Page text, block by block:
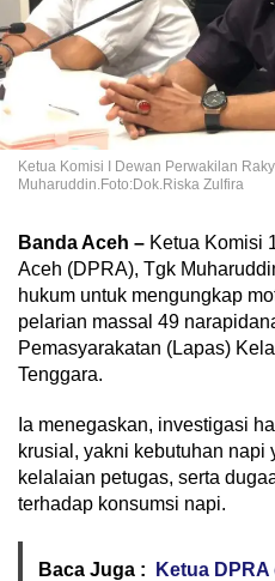
Ketua Komisi I Dewan Perwakilan
Muharuddin.Foto:Dok.Riska Zulfira
Banda Aceh – Ketua Komisi
Aceh (DPRA), Tgk
hukum untuk mengungkap
pelarian massal 49
Pemasyarakatan (Lapas)
Tenggara.
Ia menegaskan, investigasi
krusial, yakni kebutuhan napi
kelalaian petugas, serta
terhadap konsumsi napi.
Baca Juga :
Ketua